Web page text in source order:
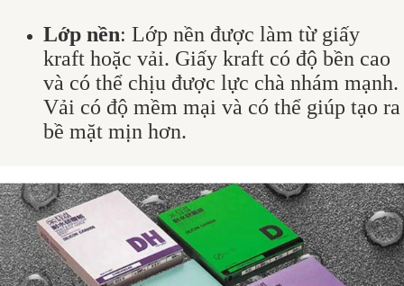
Lớp nền: Lớp nền được làm từ giấy
kraft hoặc vải. Giấy kraft có độ bền cao
và có thể chịu được lực chà nhám mạnh.
Vải có độ mềm mại và có thể giúp tạo ra
bề mặt mịn hơn.